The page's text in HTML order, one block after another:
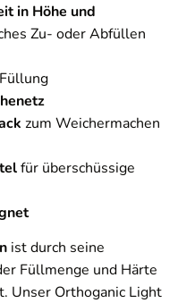
in Höhe und
Zu- oder Abfüllen
zum Weichermachen
für überschüssige
ist durch seine
Füllmenge und Härte
Unser Orthoganic Light